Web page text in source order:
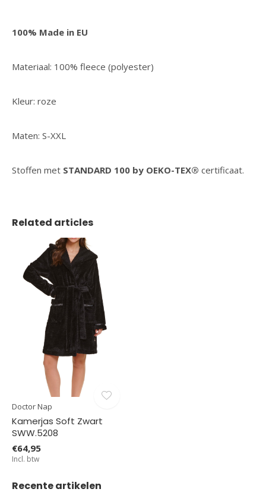
100% Made in EU
Materiaal: 100% fleece (polyester)
Kleur: roze
Maten: S-XXL
Stoffen met STANDARD 100 by OEKO-TEX® certificaat.
Related articles
Doctor Nap
Kamerjas Soft Zwart
SWW.5208
€64,95
Incl. btw
Recente artikelen